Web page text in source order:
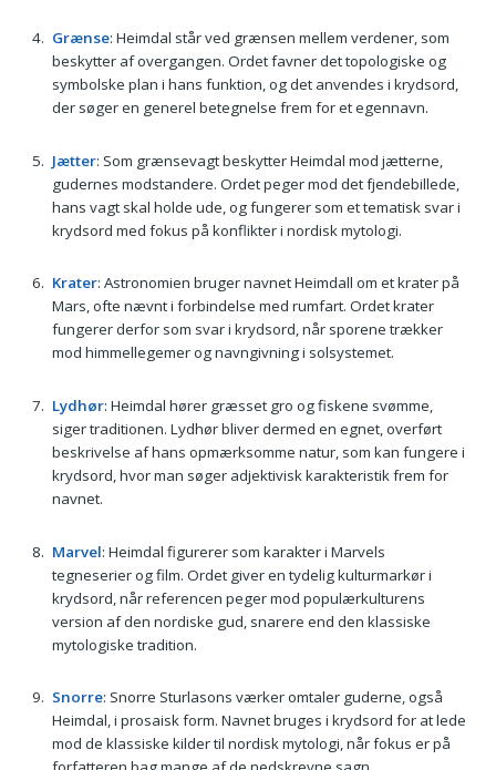
Grænse: Heimdal står ved grænsen mellem verdener, som
beskytter af overgangen. Ordet favner det topologiske og
symbolske plan i hans funktion, og det anvendes i krydsord,
der søger en generel betegnelse frem for et egennavn.
Jætter: Som grænsevagt beskytter Heimdal mod jætterne,
gudernes modstandere. Ordet peger mod det fjendebillede,
hans vagt skal holde ude, og fungerer som et tematisk svar i
krydsord med fokus på konflikter i nordisk mytologi.
Krater: Astronomien bruger navnet Heimdall om et krater på
Mars, ofte nævnt i forbindelse med rumfart. Ordet krater
fungerer derfor som svar i krydsord, når sporene trækker
mod himmellegemer og navngivning i solsystemet.
Lydhør: Heimdal hører græsset gro og fiskene svømme,
siger traditionen. Lydhør bliver dermed en egnet, overført
beskrivelse af hans opmærksomme natur, som kan fungere i
krydsord, hvor man søger adjektivisk karakteristik frem for
navnet.
Marvel: Heimdal figurerer som karakter i Marvels
tegneserier og film. Ordet giver en tydelig kulturmarkør i
krydsord, når referencen peger mod populærkulturens
version af den nordiske gud, snarere end den klassiske
mytologiske tradition.
Snorre: Snorre Sturlasons værker omtaler guderne, også
Heimdal, i prosaisk form. Navnet bruges i krydsord for at lede
mod de klassiske kilder til nordisk mytologi, når fokus er på